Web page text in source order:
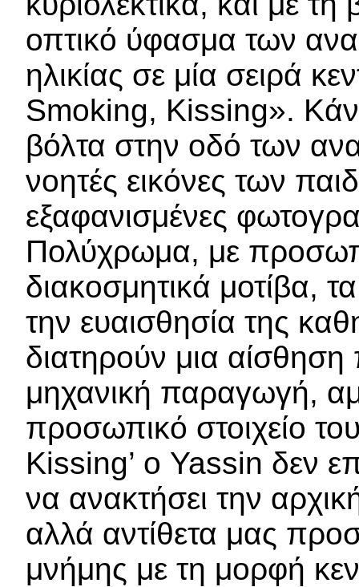
οπτικό ύφασμα των
ηλικίας σε μία σειρά
Smoking, Kissing».
βόλτα στην οδό των
νοητές εικόνες των
εξαφανισμένες
Πολύχρωμα, με
διακοσμητικά μοτίβα,
την ευαισθησία της
διατηρούν μια
μηχανική παραγωγή,
προσωπικό στοιχείο
Kissing’ ο Yassin δεν
να ανακτήσει την
αλλά αντίθετα μας
μνήμης με τη μορφή